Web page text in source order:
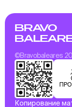
BRAVO
©Bravobaleares
Копирование